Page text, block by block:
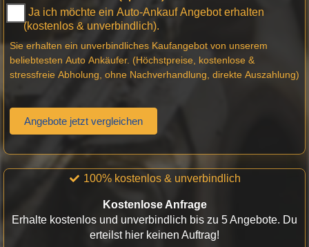
Ja ich möchte ein Auto-Ankauf Angebot erhalten
(kostenlos & unverbindlich).
Sie erhalten ein unverbindliches Kaufangebot von unserem
beliebtesten Auto Ankäufer. (Höchstpreise, kostenlose &
stressfreie Abholung, ohne Nachverhandlung, direkte Auszahlung)
Angebote jetzt vergleichen
100% kostenlos & unverbindlich
Kostenlose Anfrage
Erhalte kostenlos und unverbindlich bis zu 5 Angebote. Du
erteilst hier keinen Auftrag!